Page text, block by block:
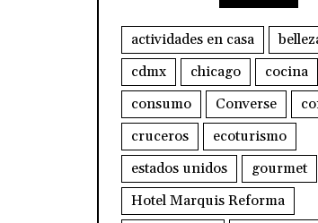
actividades en casa
cdmx
chicago
cocina
consumo
Converse
cruceros
ecoturismo
estados unidos
gourmet
Hotel Marquis Reforma